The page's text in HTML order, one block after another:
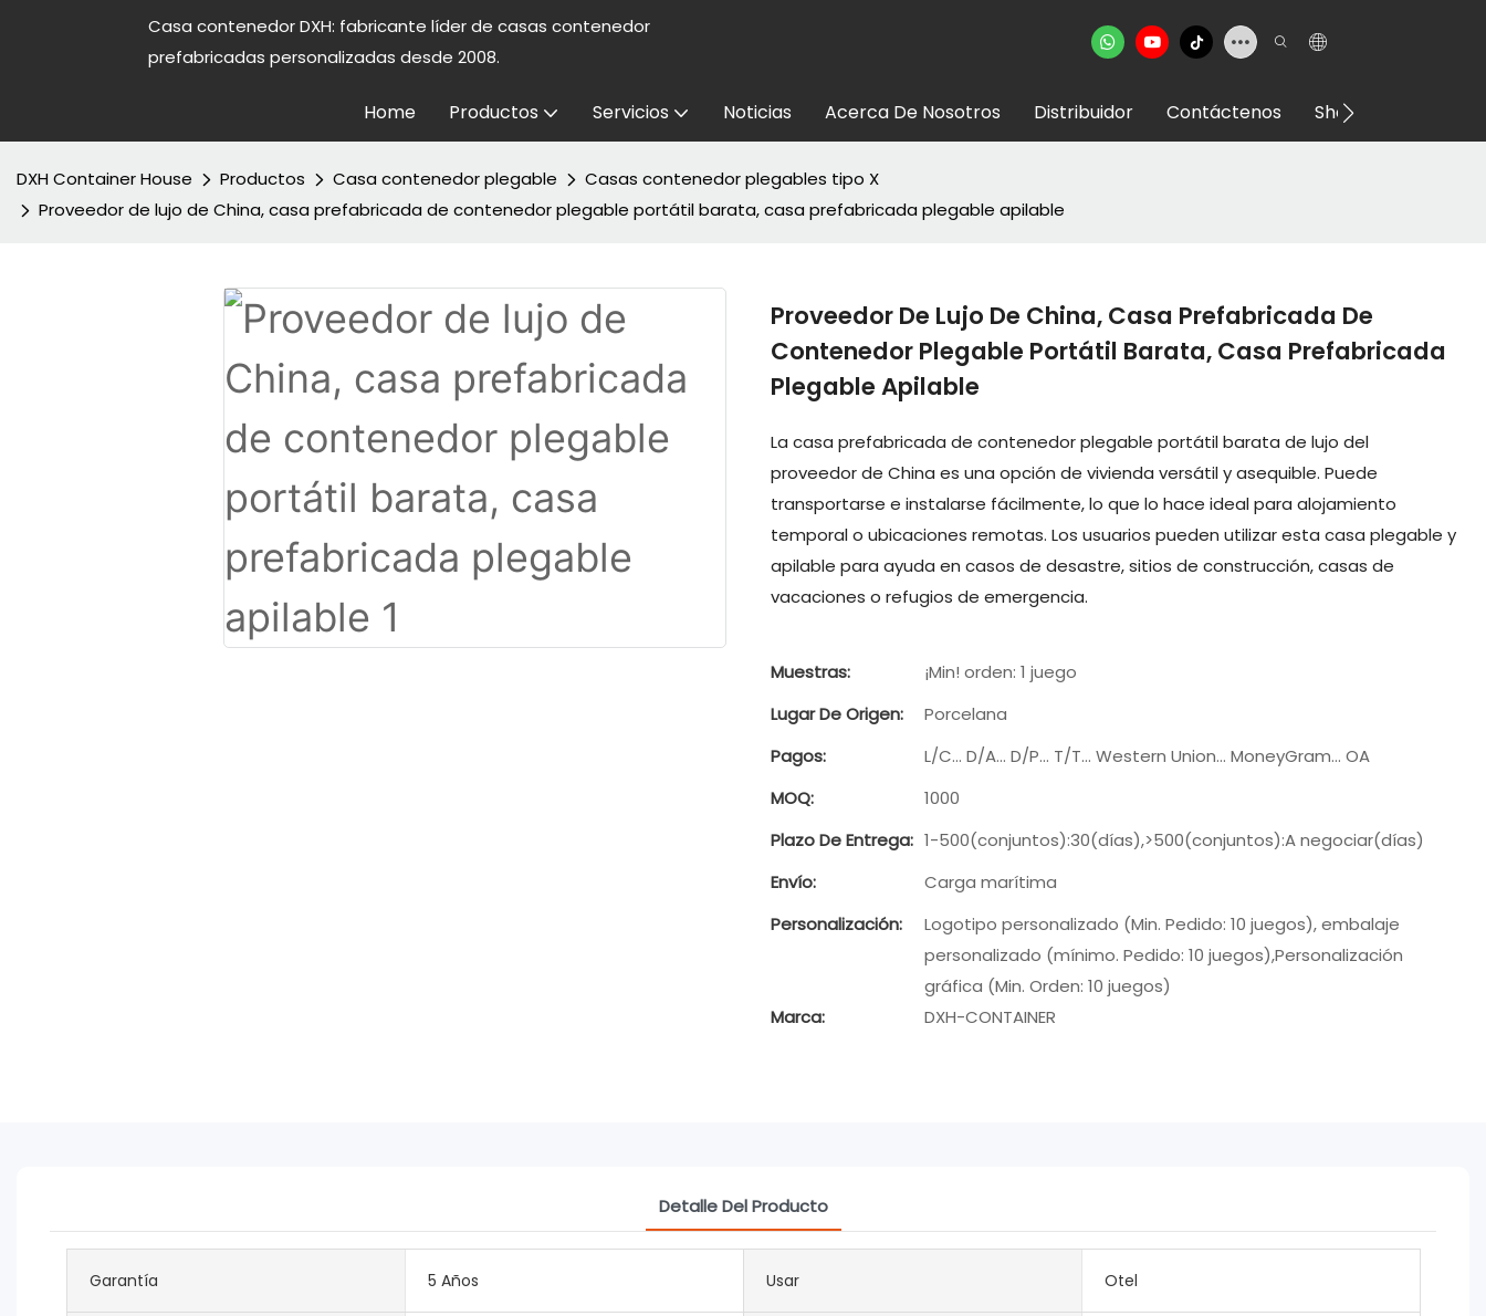
Casa contenedor DXH: fabricante líder de casas contenedor
prefabricadas personalizadas desde 2008.
Home Productos Servicios Noticias Acerca De Nosotros Distribuidor Contáctenos Showroom VR
DXH Container House Productos Casa contenedor plegable
Casas contenedor plegables tipo X
Proveedor de lujo de China, casa prefabricada de contenedor plegable portátil barata, casa prefabricada plegable apilable
Proveedor De Lujo De China, Casa Prefabricada De
Contenedor Plegable Portátil Barata, Casa Prefabricada
Plegable Apilable
La casa prefabricada de contenedor plegable portátil barata de lujo del
proveedor de China es una opción de vivienda versátil y asequible. Puede
transportarse e instalarse fácilmente, lo que lo hace ideal para alojamiento
temporal o ubicaciones remotas. Los usuarios pueden utilizar esta casa plegable y
apilable para ayuda en casos de desastre, sitios de construcción, casas de
vacaciones o refugios de emergencia.
Muestras:
¡Min! orden: 1 juego
Lugar De Origen:
Porcelana
Pagos:
L/C... D/A... D/P... T/T... Western Union... MoneyGram... OA
MOQ:
1000
Plazo De Entrega: 1-500(conjuntos):30(días),>500(conjuntos):A negociar(días)
Envío:
Carga marítima
Personalización:
Logotipo personalizado (Min. Pedido: 10 juegos), embalaje
personalizado (mínimo. Pedido: 10 juegos),Personalización
gráfica (Min. Orden: 10 juegos)
Marca:
DXH-CONTAINER
Detalle Del Producto
Garantía 5 Años Usar Otel